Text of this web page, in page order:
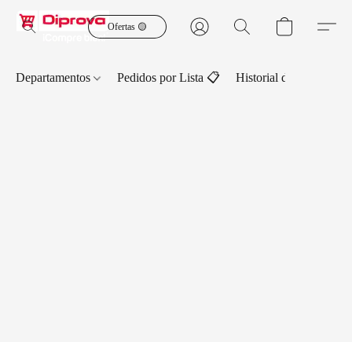
Ofertas 🟡
Departamentos Pedidos por Lista 📋 Historial de Pedidos